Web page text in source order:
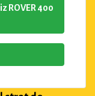
ROVER 400